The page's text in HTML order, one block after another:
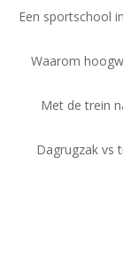
Een sportschool
Waarom
Met de trein
Dagrugzak vs